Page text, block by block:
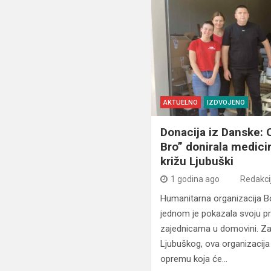
AKTUELNO IZDVOJENO
Donacija iz Danske:
Bro” donirala
križu Ljubuški
1 godina ago
Humanitarna organizacija
jednom je pokazala svoju
zajednicama u domovini.
Ljubuškog, ova
opremu koja će…